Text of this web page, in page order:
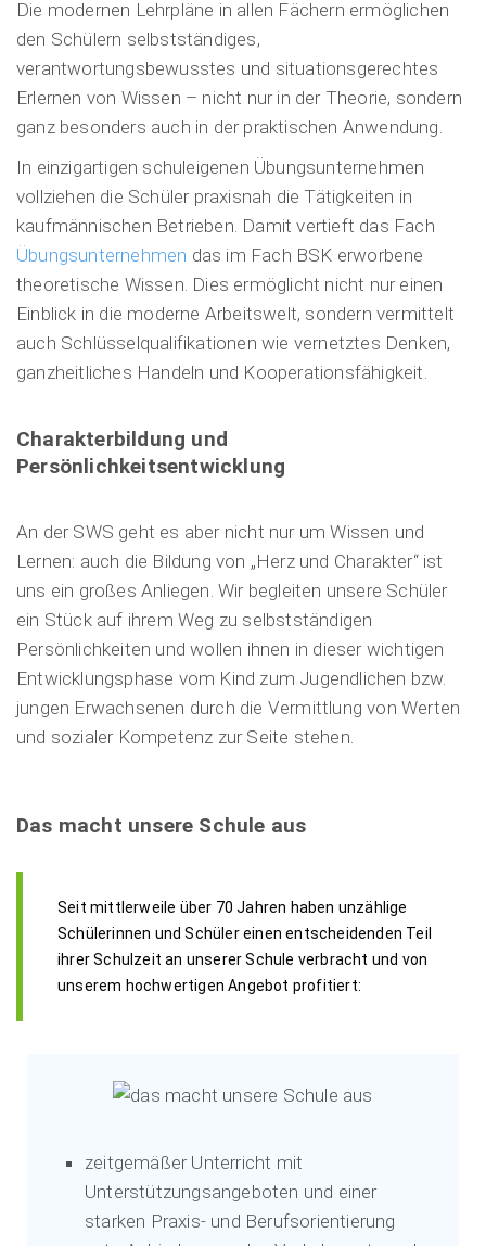
Die modernen Lehrpläne in allen Fächern ermöglichen
den Schülern selbstständiges,
verantwortungsbewusstes und situationsgerechtes
Erlernen von Wissen – nicht nur in der Theorie, sondern
ganz besonders auch in der praktischen Anwendung.
In einzigartigen schuleigenen Übungsunternehmen
vollziehen die Schüler praxisnah die Tätigkeiten in
kaufmännischen Betrieben. Damit vertieft das Fach
Übungsunternehmen das im Fach BSK erworbene
theoretische Wissen. Dies ermöglicht nicht nur einen
Einblick in die moderne Arbeitswelt, sondern vermittelt
auch Schlüsselqualifikationen wie vernetztes Denken,
ganzheitliches Handeln und Kooperationsfähigkeit.
Charakterbildung und
Persönlichkeitsentwicklung
An der SWS geht es aber nicht nur um Wissen und
Lernen: auch die Bildung von „Herz und Charakter“ ist
uns ein großes Anliegen. Wir begleiten unsere Schüler
ein Stück auf ihrem Weg zu selbstständigen
Persönlichkeiten und wollen ihnen in dieser wichtigen
Entwicklungsphase vom Kind zum Jugendlichen bzw.
jungen Erwachsenen durch die Vermittlung von Werten
und sozialer Kompetenz zur Seite stehen.
Das macht unsere Schule aus
Seit mittlerweile über 70 Jahren haben unzählige
Schülerinnen und Schüler einen entscheidenden Teil
ihrer Schulzeit an unserer Schule verbracht und von
unserem hochwertigen Angebot profitiert:
zeitgemäßer Unterricht mit
Unterstützungsangeboten und einer
starken Praxis- und Berufsorientierung